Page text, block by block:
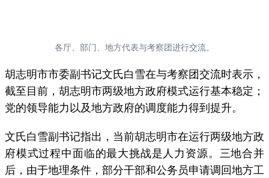
各厅、部门、地方代表与考察团进行交流。
胡志明市市委副书记文氏白雪在与考察团交流时表示，
截至目前，胡志明市两级地方政府模式运行基本稳定；
党的领导能力以及地方政府的调度能力得到提升。
文氏白雪副书记指出，当前胡志明市在运行两级地方政
府模式过程中面临的最大挑战是人力资源。三地合并
后，由于地理条件，部分干部和公务员申请调回地方工